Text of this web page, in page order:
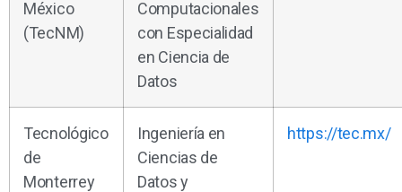
México
(TecNM)
Computacionales
con Especialidad
en Ciencia de
Datos
Tecnológico
de
Monterrey
Ingeniería en
Ciencias de
Datos y
https://tec.mx/